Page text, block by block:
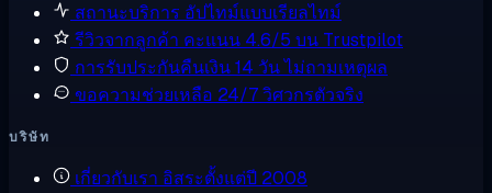
สถานะบริการ อัปไทม์แบบเรียลไทม์
รีวิวจากลูกค้า คะแนน 4.6/5 บน Trustpilot
การรับประกันคืนเงิน14 วัน ไม่ถามเหตุผล
ขอความช่วยเหลือ 24/7 วิศวกรตัวจริง
บริษัท
เกี่ยวกับเรา อิสระตั้งแต่ปี 2008